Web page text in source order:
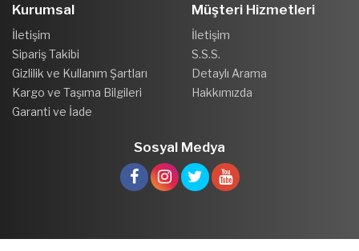
Kurumsal
İletişim
Sipariş Takibi
Gizlilik ve Kullanım Şartları
Kargo ve Taşıma Bilgileri
Garanti ve İade
Müşteri Hizmetleri
İletişim
S.S.S.
Detaylı Arama
Hakkımızda
Sosyal Medya